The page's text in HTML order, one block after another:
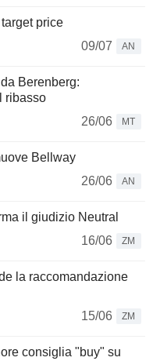
price
09/07
AN
Berenberg:
ribasso
26/06
MT
Bellway
26/06
AN
il giudizio Neutral
16/06
ZM
la raccomandazione
15/06
ZM
consiglia "buy" su